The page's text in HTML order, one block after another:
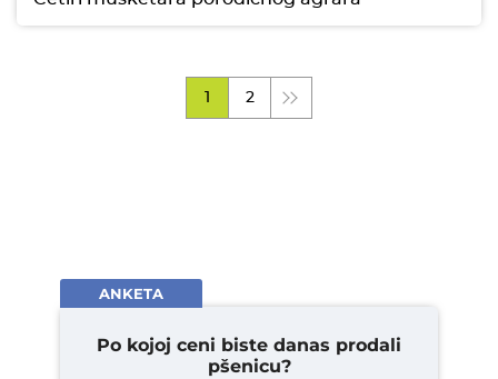
1 2
ANKETA
Po kojoj ceni biste danas prodali
pšenicu?